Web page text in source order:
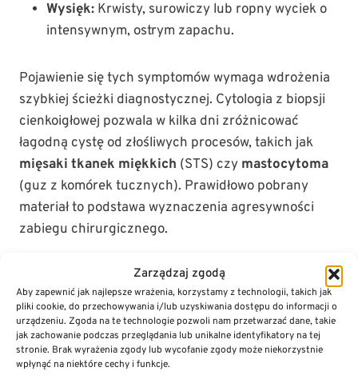
Zarządzaj zgodą
Aby zapewnić jak najlepsze wrażenia, korzystamy z technologii, takich jak
pliki cookie, do przechowywania i/lub uzyskiwania dostępu do informacji o
urządzeniu. Zgoda na te technologie pozwoli nam przetwarzać dane, takie
jak zachowanie podczas przeglądania lub unikalne identyfikatory na tej
stronie. Brak wyrażenia zgody lub wycofanie zgody może niekorzystnie
wpłynąć na niektóre cechy i funkcje.
Wysięk: Krwisty, surowiczy lub ropny wyciek o
intensywnym, ostrym zapachu.
Pojawienie się tych symptomów wymaga wdrożenia
szybkiej ścieżki diagnostycznej. Cytologia z biopsji
cienkoigłowej pozwala w kilka dni zróżnicować
łagodną cystę od złośliwych procesów, takich jak
mięsaki tkanek miękkich (STS) czy mastocytoma
(guz z komórek tucznych). Prawidłowo pobrany
materiał to podstawa wyznaczenia agresywności
zabiegu chirurgicznego.
Checklista: Kiedy udać się do lekarza?
Sprawdź konsystencję:Guzek stwardniał i
„zakotwiczył się” w tkance podskórnej.
Monitoruj czas:Zmiana widnieje na skórze
powyżej 14 dni bez tendencji do samoistnej